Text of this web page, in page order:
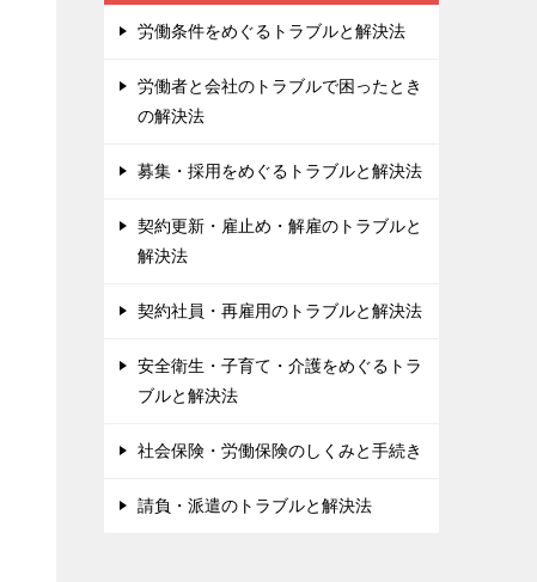
労働条件をめぐるトラブルと解決法
労働者と会社のトラブルで困ったとき
の解決法
募集・採用をめぐるトラブルと解決法
契約更新・雇止め・解雇のトラブルと
解決法
契約社員・再雇用のトラブルと解決法
安全衛生・子育て・介護をめぐるトラ
ブルと解決法
社会保険・労働保険のしくみと手続き
請負・派遣のトラブルと解決法